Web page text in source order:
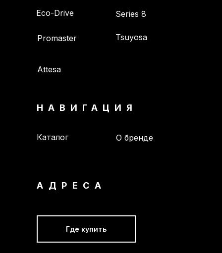
О бренде
Каталог
Series 8
Attesa
Promaster
АДРЕСА
НАВИГАЦИЯ
Eco-Drive
Tsuyosa
Где купить